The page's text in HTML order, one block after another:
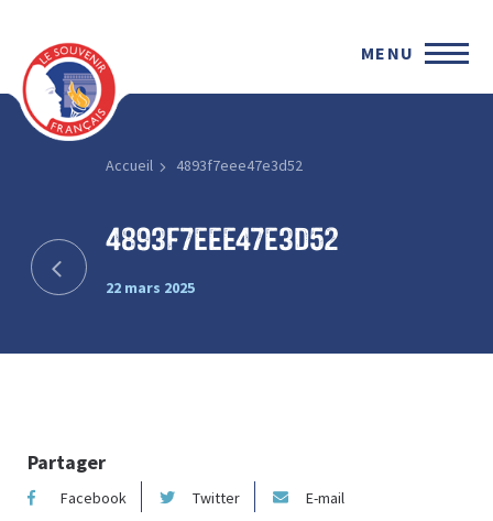
MENU
Accueil 4893f7eee47e3d52
4893f7eee47e3d52
22 mars 2025
Partager
Facebook Twitter E-mail